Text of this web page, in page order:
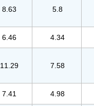
5.8
8.63
4.34
6.46
7.58
11.29
4.98
7.41